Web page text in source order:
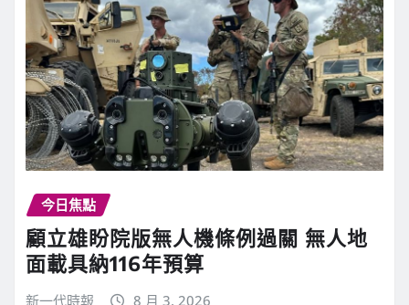
今日焦點
顧立雄盼院版無人機條例過關 無人地
面載具納116年預算
新一代時報 8 月 3, 2026